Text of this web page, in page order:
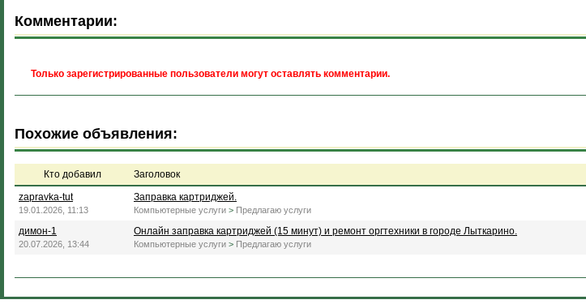
Комментарии:
Только зарегистрированные пользователи могут оставлять комментарии.
Похожие объявления:
Кто добавил Заголовок
zapravka-tut
19.01.2026, 11:13
Заправка картриджей.
Компьютерные услуги > Предлагаю услуги
димон-1
20.07.2026, 13:44
Онлайн заправка картриджей (15 минут) и ремонт оргтехники в городе Лыткарино.
Компьютерные услуги > Предлагаю услуги